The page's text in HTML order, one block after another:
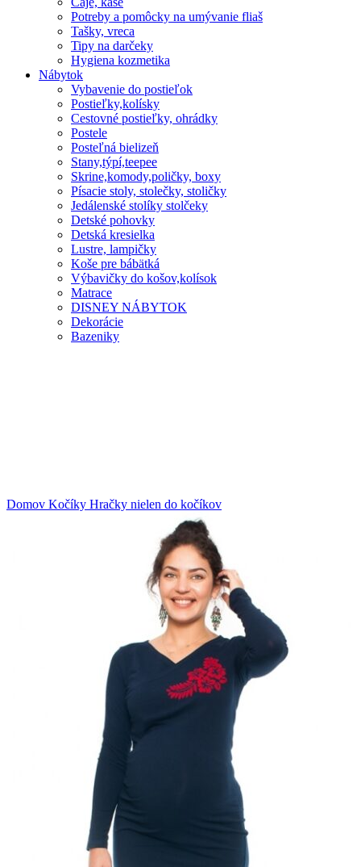
Potreby a pomôcky na umývanie fliaš
Tašky, vreca
Tipy na darčeky
Hygiena kozmetika
Nábytok
Vybavenie do postieľok
Postieľky,kolísky
Cestovné postieľky, ohrádky
Postele
Posteľná bielizeň
Stany,týpí,teepee
Skrine,komody,poličky, boxy
Písacie stoly, stolečky, stoličky
Jedálenské stolíky stolčeky
Detské pohovky
Detská kresielka
Lustre, lampičky
Koše pre bábätká
Výbavičky do košov,kolísok
Matrace
DISNEY NÁBYTOK
Dekorácie
Bazeniky
Domov Kočíky Hračky nielen do kočíkov